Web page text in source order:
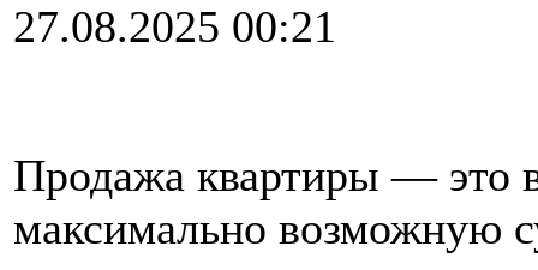
27.08.2025 00:21
Продажа квартиры — это
максимально возможную